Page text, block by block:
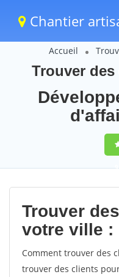
Chantier
Accueil
Trouver
Trouver
votre ville :
Comment trouver des
trouver des clients